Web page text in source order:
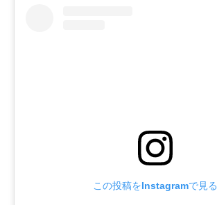
この投稿をInstagramで見る